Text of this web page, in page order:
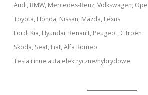
Audi, BMW, Mercedes-Benz, Volkswagen,
Toyota, Honda, Nissan, Mazda, Lexus
Ford, Kia, Hyundai, Renault, Peugeot, Citroën
Skoda, Seat, Fiat, Alfa Romeo
Tesla i inne auta elektryczne/hybrydowe